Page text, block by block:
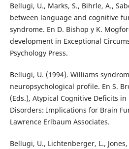
Bellugi, U., Marks, S., Bihrle, A.,
between language and cognitive
syndrome. En D. Bishop y K.
development in Exceptional
Psychology Press.
Bellugi, U. (1994). Williams
neuropsychological profile. En S.
(Eds.), Atypical Cognitive Deficits
Disorders: Implications for Brain
Lawrence Erlbaum Associates.
Bellugi, U., Lichtenberger, L., Jones,